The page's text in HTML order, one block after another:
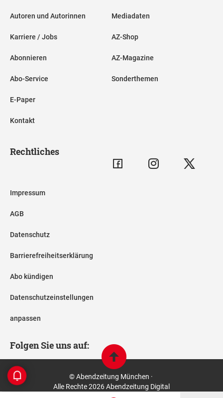
Autoren und Autorinnen
Karriere / Jobs
Abonnieren
Abo-Service
E-Paper
Kontakt
Mediadaten
AZ-Shop
AZ-Magazine
Sonderthemen
Rechtliches
Impressum
AGB
Datenschutz
Barrierefreiheitserklärung
Abo kündigen
Datenschutzeinstellungen
anpassen
Folgen Sie uns auf:
© Abendzeitung München ·
Alle Rechte 2026 Abendzeitung Digital